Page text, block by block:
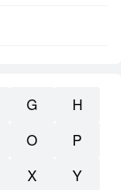
G
H
O
P
X Y